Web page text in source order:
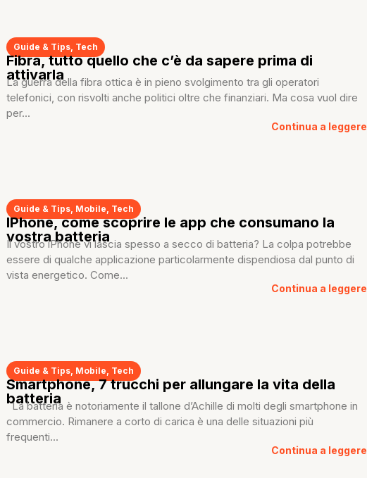
Guide & Tips, Tech
Fibra, tutto quello che c’è da sapere prima di
attivarla
La guerra della fibra ottica è in pieno svolgimento tra gli operatori
telefonici, con risvolti anche politici oltre che finanziari. Ma cosa vuol dire
per...
Continua a leggere
Guide & Tips, Mobile, Tech
IPhone, come scoprire le app che consumano la
vostra batteria
Il vostro iPhone vi lascia spesso a secco di batteria? La colpa potrebbe
essere di qualche applicazione particolarmente dispendiosa dal punto di
vista energetico. Come...
Continua a leggere
Guide & Tips, Mobile, Tech
Smartphone, 7 trucchi per allungare la vita della
batteria
La batteria è notoriamente il tallone d’Achille di molti degli smartphone in
commercio. Rimanere a corto di carica è una delle situazioni più
frequenti...
Continua a leggere